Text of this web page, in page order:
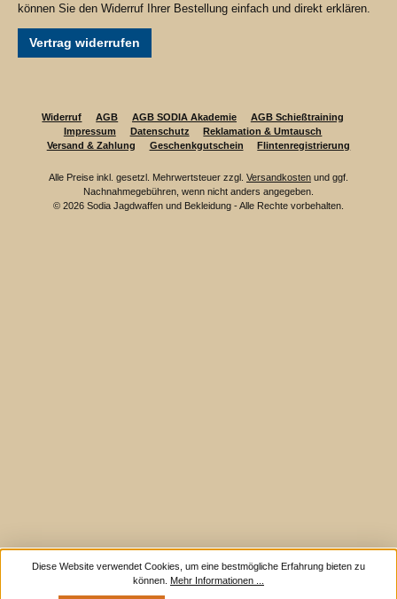
können Sie den Widerruf Ihrer Bestellung einfach und direkt erklären.
Vertrag widerrufen
Widerruf AGB AGB SODIA Akademie
AGB Schießtraining
Impressum
Datenschutz
Reklamation & Umtausch
Versand & Zahlung
Geschenkgutschein Flintenregistrierung
Alle Preise inkl. gesetzl. Mehrwertsteuer zzgl. Versandkosten und ggf.
Nachnahmegebühren, wenn nicht anders angegeben.
© 2026 Sodia Jagdwaffen und Bekleidung - Alle Rechte vorbehalten.
Diese Website verwendet Cookies, um eine bestmögliche Erfahrung bieten zu
können. Mehr Informationen ...